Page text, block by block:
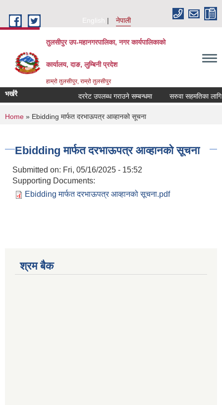
English
नेपाली
तुलसीपुर उप-महानगरपालिका, नगर कार्यपालिकाको
कार्यालय, दाङ, लुम्बिनी प्रदेश
हाम्रो तुलसीपुर, राम्रो तुलसीपुर
भर्खरै दररेट उपलब्ध गराउने सम्बन्धमा सरुवा सहमतिका लागि
You are here
Home » Ebidding मार्फत दरभाऊपत्र आव्हानको सूचना
Ebidding मार्फत दरभाऊपत्र आव्हानको सूचना
Submitted on: Fri, 05/16/2025 - 15:52
Supporting Documents:
Ebidding मार्फत दरभाऊपत्र आव्हानको सूचना.pdf
श्रम बैक